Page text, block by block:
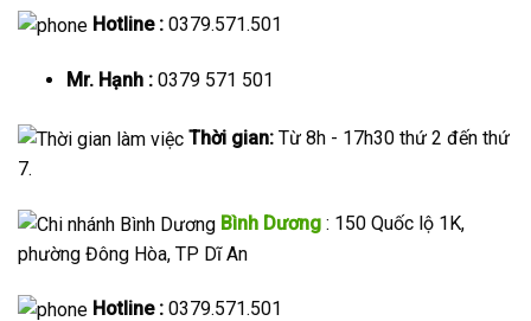
Hotline : 0379.571.501
Mr. Hạnh :0379 571 501
Thời gian: Từ 8h - 17h30 thứ 2 đến thứ
7.
Bình Dương : 150 Quốc lộ 1K,
phường Đông Hòa, TP Dĩ An
Hotline : 0379.571.501